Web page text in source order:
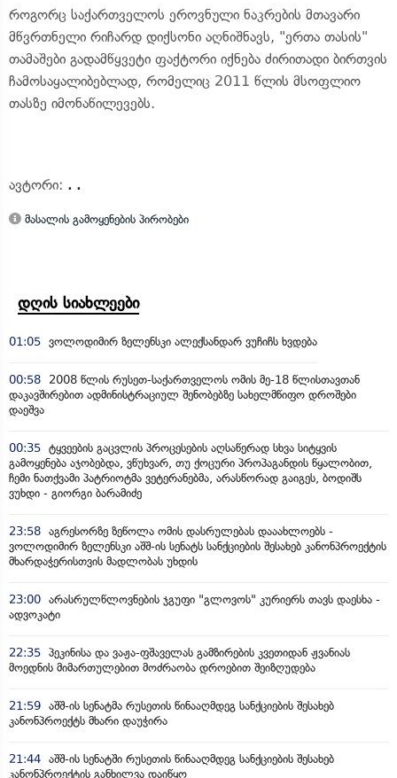
როგორც საქართველოს ეროვნული ნაკრების მთავარი
მწვრთნელი რიჩარდ დიქსონი აღნიშნავს, "ერთა თასის"
თამაშები გადამწყვეტი ფაქტორი იქნება ძირითადი ბირთვის
ჩამოსაყალიბებლად, რომელიც 2011 წლის მსოფლიო
თასზე იმონაწილევებს.
ავტორი: . .
მასალის გამოყენების პირობები
დღის სიახლეები
01:05 ვოლოდიმირ ზელენსკი ალექსანდარ ვუჩიჩს ხვდება
00:58
2008 წლის რუსეთ-საქართველოს ომის მე-18 წლისთავთან
დაკავშირებით ადმინისტრაციულ შენობებზე სახელმწიფო დროშები
დაეშვა
00:35 ტყვეების გაცვლის პროცესების აღსაწერად სხვა სიტყვის
გამოყენება აჯობებდა, ვწუხვარ, თუ ქოცური პროპაგანდის წყალობით,
ჩემი ნათქვამი პატრიოტმა ვეტერანებმა, არასწორად გაიგეს, ბოდიშს
ვუხდი - გიორგი ბარამიძე
23:58 აგრესორზე ზეწოლა ომის დასრულებას დააახლოებს -
ვოლოდიმირ ზელენსკი აშშ-ის სენატს სანქციების შესახებ კანონპროექტის
მხარდაჭერისთვის მადლობას უხდის
23:00 არასრულწლოვნების ჯგუფი "გლოვოს" კურიერს თავს დაესხა -
ადვოკატი
22:35 პეკინისა და ვაჟა-ფშაველას გამზირების კვეთიდან ჟვანიას
მოედნის მიმართულებით მოძრაობა დროებით შეიზღუდება
21:59 აშშ-ის სენატმა რუსეთის წინააღმდეგ სანქციების შესახებ
კანონპროექტს მხარი დაუჭირა
21:44 აშშ-ის სენატში რუსეთის წინააღმდეგ სანქციების შესახებ
კანონპროექტის განხილვა დაიწყო